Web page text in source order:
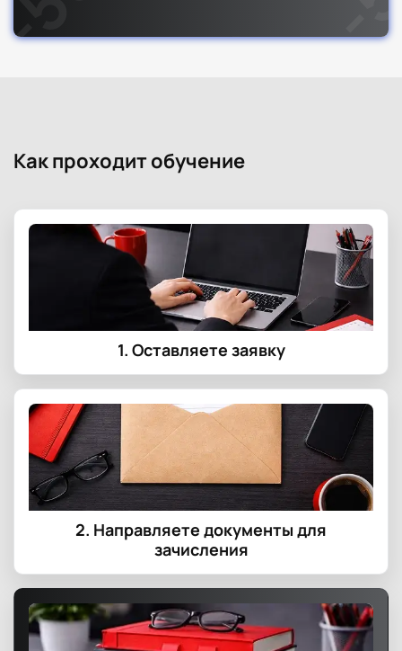
Как проходит обучение
1. Оставляете заявку
2. Направляете документы для
зачисления